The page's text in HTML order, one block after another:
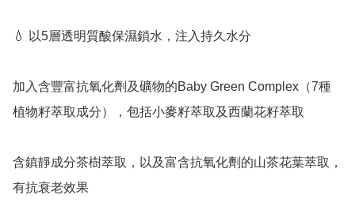
💧 以5層透明質酸保濕鎖水，注入持久水分
加入含豐富抗氧化劑及礦物的Baby Green Complex（7種
植物籽萃取成分），包括小麥籽萃取及西蘭花籽萃取
含鎮靜成分茶樹萃取，以及富含抗氧化劑的山茶花葉萃取，
有抗衰老效果